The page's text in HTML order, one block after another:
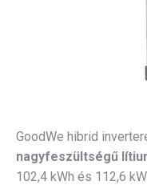
GoodWe hibrid
nagyfeszültségű
102,4 kWh és 112,6